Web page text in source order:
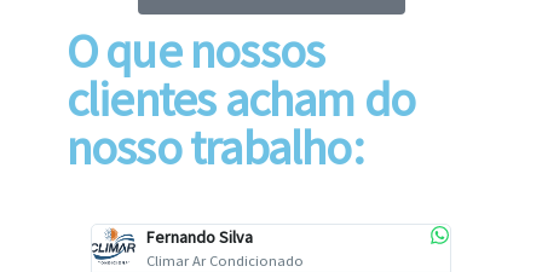
O que nossos
clientes acham do
nosso trabalho:
Fernando Silva
Climar Ar Condicionado